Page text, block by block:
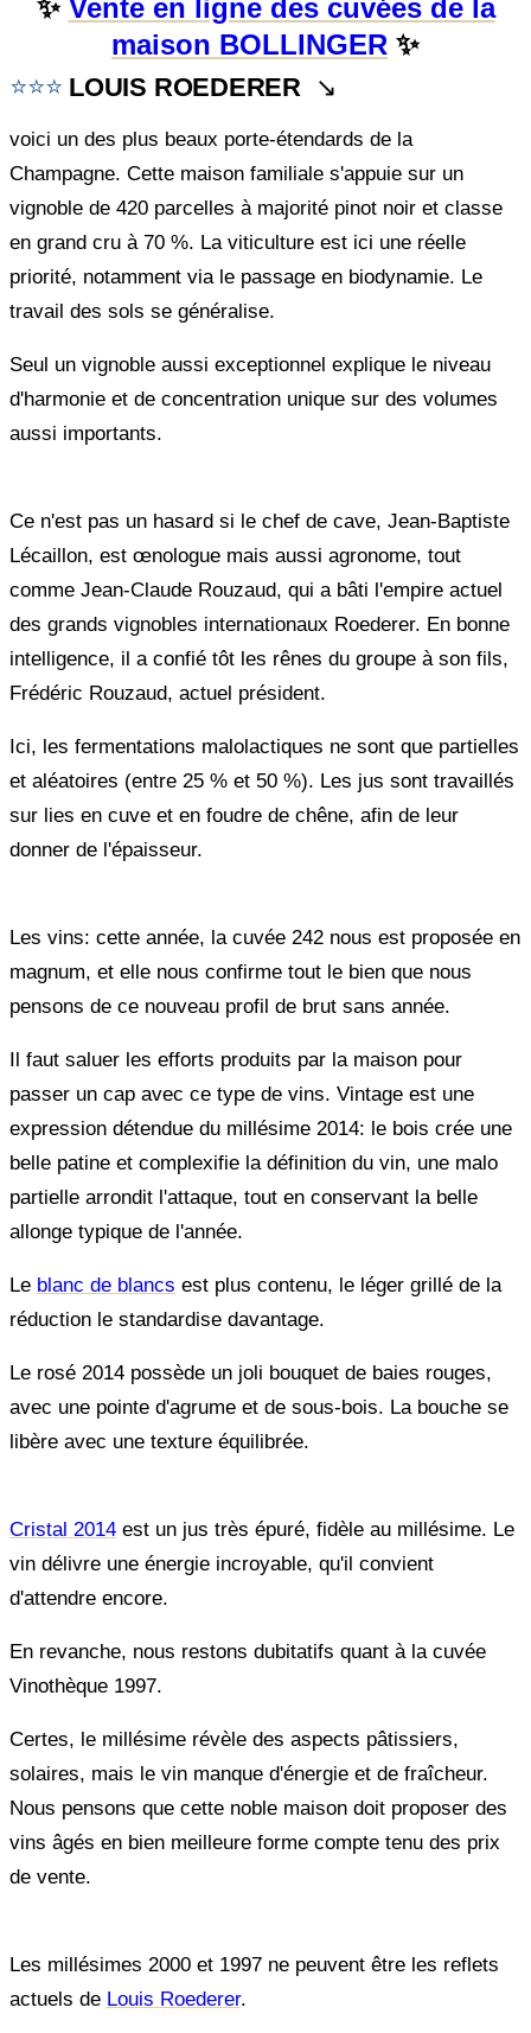
✨ Vente en ligne des cuvées de la
maison BOLLINGER ✨
⭐⭐⭐ LOUIS ROEDERER ↘️
voici un des plus beaux porte-étendards de la
Champagne. Cette maison familiale s'appuie sur un
vignoble de 420 parcelles à majorité pinot noir et classe
en grand cru à 70 %. La viticulture est ici une réelle
priorité, notamment via le passage en biodynamie. Le
travail des sols se généralise.
Seul un vignoble aussi exceptionnel explique le niveau
d'harmonie et de concentration unique sur des volumes
aussi importants.
Ce n'est pas un hasard si le chef de cave, Jean-Baptiste
Lécaillon, est œnologue mais aussi agronome, tout
comme Jean-Claude Rouzaud, qui a bâti l'empire actuel
des grands vignobles internationaux Roederer. En bonne
intelligence, il a confié tôt les rênes du groupe à son fils,
Frédéric Rouzaud, actuel président.
Ici, les fermentations malolactiques ne sont que partielles
et aléatoires (entre 25 % et 50 %). Les jus sont travaillés
sur lies en cuve et en foudre de chêne, afin de leur
donner de l'épaisseur.
Les vins: cette année, la cuvée 242 nous est proposée en
magnum, et elle nous confirme tout le bien que nous
pensons de ce nouveau profil de brut sans année.
Il faut saluer les efforts produits par la maison pour
passer un cap avec ce type de vins. Vintage est une
expression détendue du millésime 2014: le bois crée une
belle patine et complexifie la définition du vin, une malo
partielle arrondit l'attaque, tout en conservant la belle
allonge typique de l'année.
Le blanc de blancs est plus contenu, le léger grillé de la
réduction le standardise davantage.
Le rosé 2014 possède un joli bouquet de baies rouges,
avec une pointe d'agrume et de sous-bois. La bouche se
libère avec une texture équilibrée.
Cristal 2014 est un jus très épuré, fidèle au millésime. Le
vin délivre une énergie incroyable, qu'il convient
d'attendre encore.
En revanche, nous restons dubitatifs quant à la cuvée
Vinothèque 1997.
Certes, le millésime révèle des aspects pâtissiers,
solaires, mais le vin manque d'énergie et de fraîcheur.
Nous pensons que cette noble maison doit proposer des
vins âgés en bien meilleure forme compte tenu des prix
de vente.
Les millésimes 2000 et 1997 ne peuvent être les reflets
actuels de Louis Roederer.